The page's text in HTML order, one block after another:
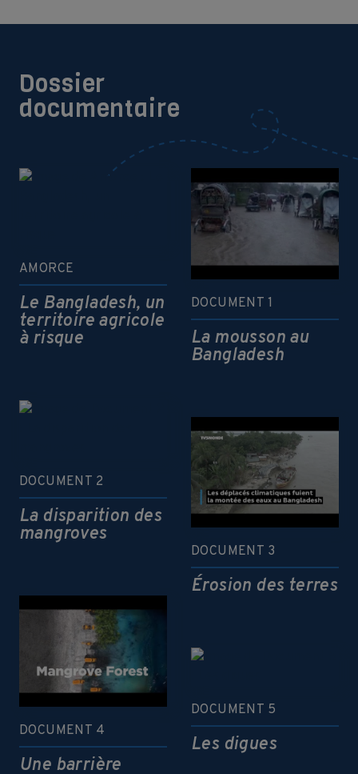
Dossier
documentaire
AMORCE
Le Bangladesh, un
territoire agricole
à risque
DOCUMENT 1
La mousson au
Bangladesh
DOCUMENT 2
La disparition des
mangroves
DOCUMENT 3
Érosion des terres
DOCUMENT 4
Une barrière
DOCUMENT 5
Les digues